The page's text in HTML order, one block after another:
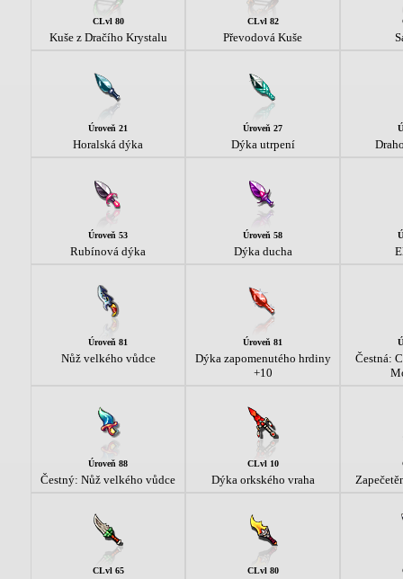
CLvl 80
Kuše z Dračího Krystalu
CLvl 82
Převodová Kuše
Úroveň 21
Horalská dýka
Úroveň 27
Dýka utrpení
Úroveň 53
Rubínová dýka
Úroveň 58
Dýka ducha
Úroveň 81
Nůž velkého vůdce
Úroveň 81
Dýka zapomenutého hrdiny
+10
Čestná:
Úroveň 88
Čestný: Nůž velkého vůdce
CLvl 10
Dýka orkského vraha
CLvl 65 CLvl 80